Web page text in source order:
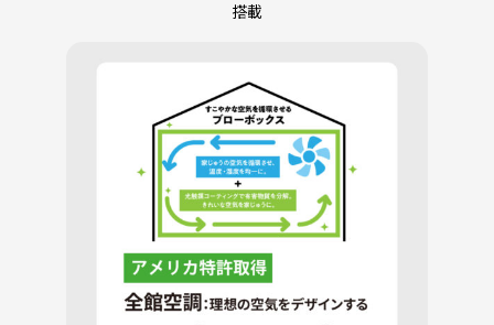
搭載